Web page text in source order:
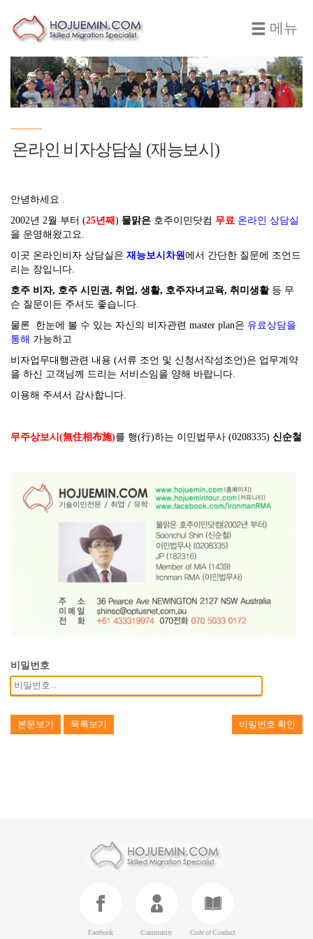
메뉴
온라인 비자상담실 (재능보시)
안녕하세요 .
2002년 2월 부터 (25년째 ) 물맑은 호주이민닷컴 무료 온라인 상담실
을 운영해왔고요.
이곳 온라인비자 상담실은 재능보시차원에서 간단한 질문에 조언드
리는 장입니다.
호주 비자, 호주 시민권, 취업, 생활, 호주자녀교육, 취미생활등 무
슨 질문이든 주셔도 좋습니다.
물론 한눈에 볼 수 있는 자신의 비자관련 master plan은 유료상담을
통해 가능하고
비자업무대행관련 내용 (서류 조언 및 신청서작성조언)은 업무계약
을 하신 고객님께 드리는 서비스임을 양해 바랍니다.
이용해 주셔서 감사합니다.
무주상보시(無住相布施)를 행(行)하는 이민법무사 (0208335) 신순철
비밀번호
본문보기 목록보기 비밀번호 확인
Facebook Community Code of Conduct